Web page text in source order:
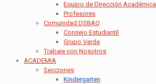
Equipo de Dirección Académica
Profesores
Comunidad DSBAQ
Consejo Estudiantil
Grupo Verde
Trabaje con Nosotros
ACADEMIA
Secciones
Kindergarten